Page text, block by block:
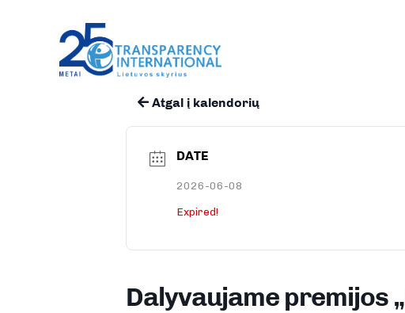
Atgal į kalendorių
DATE
2026-06-08
Expired!
Dalyvaujame premijos